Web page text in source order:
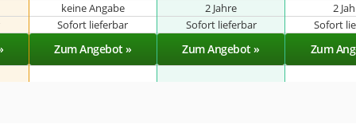
keine Angabe
2 Jahre
2
Sofort lieferbar Sofort lieferbar Sofort
Zum Angebot » Zum Angebot » Zum